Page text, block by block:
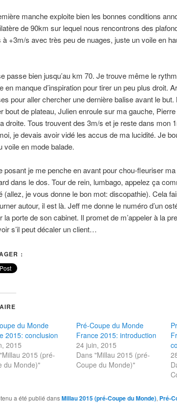
manche exploite bien les bonnes conditions
de 90km sur lequel nous rencontrons des
à +3m/s avec très peu de nuages, juste un voile en
passe bien jusqu’au km 70. Je trouve même le
en manque d’inspiration pour tirer un peu plus droit.
pour aller chercher une dernière balise avant le
bout de plateau, Julien enroule sur ma gauche,
droite. Tous trouvent des 3m/s et je reste dans mon
je devais avoir vidé les accus de ma lucidité. Je
voile en mode balade.
posant je me penche en avant pour chou-fleuriser
dans le dos. Tour de rein, lumbago, appelez ça
(allez, je vous donne le bon mot: discopathie). Cela
autour, il est là. Jeff me donne le numéro d’un
la porte de son cabinet. Il promet de m’appeler à la
s’il peut décaler un client…
:
du Monde
2015: conclusion
2015
2015 (pré-
du Monde)"
Pré-Coupe du Monde
France 2015: introduction
24 juin, 2015
Dans "Millau 2015 (pré-
Coupe du Monde)"
a été publié dansMillau 2015 (pré-Coupe du Monde), Pré-